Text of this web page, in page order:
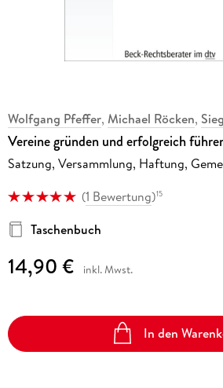
Wolfgang Pfeffer, Michael Röcken,
Vereine gründen und erfolgreich
Satzung, Versammlung, Haftung,
(1 Bewertung)15
Taschenbuch
14,90 € inkl. Mwst.
In den